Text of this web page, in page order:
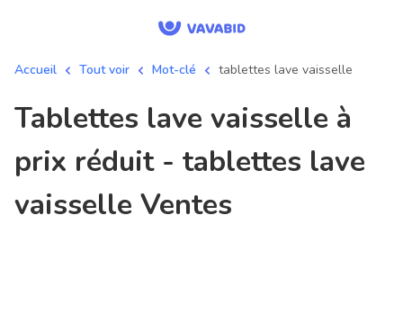
Accueil Tout voir Mot-clé tablettes lave vaisselle
tablettes lave vaisselle à
prix réduit - tablettes lave
vaisselle Ventes